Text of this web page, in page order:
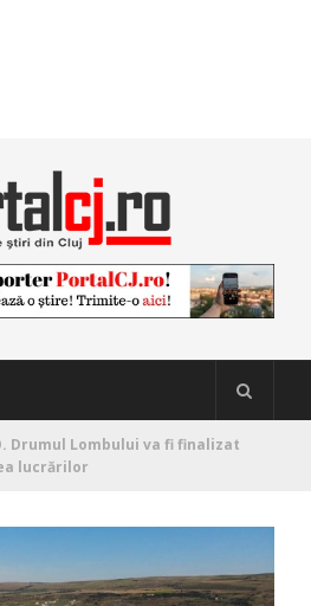
Drumul Lombului va fi finalizat
lucrărilor